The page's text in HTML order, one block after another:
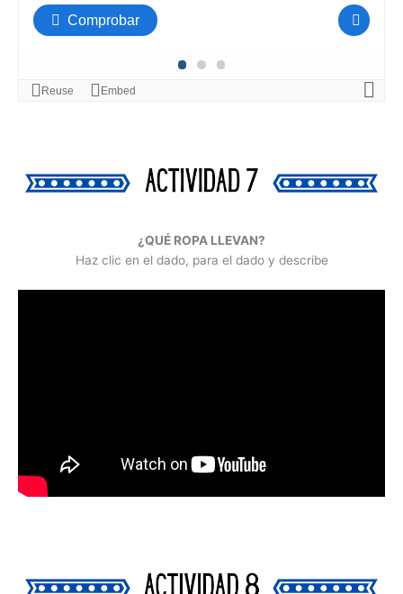
¿QUÉ ROPA LLEVAN?
Haz clic en el dado, para el dado y describe